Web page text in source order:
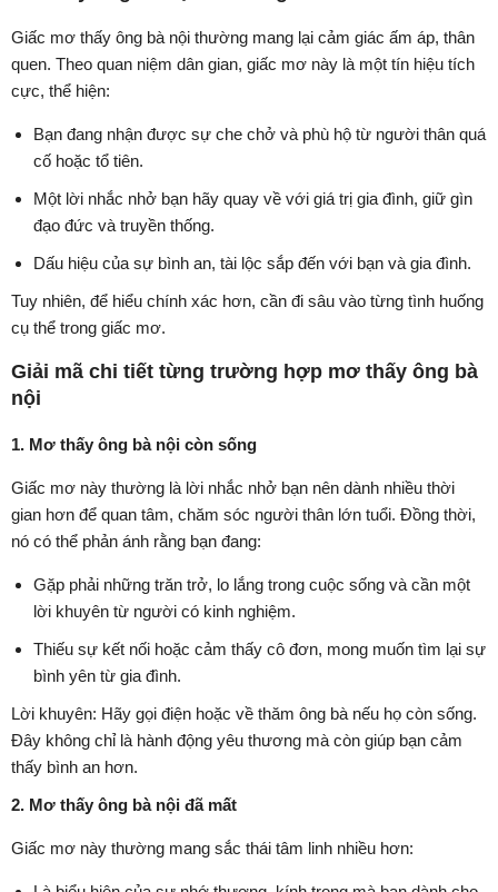
Giấc mơ thấy ông bà nội thường mang lại cảm giác ấm áp, thân
quen. Theo quan niệm dân gian, giấc mơ này là một tín hiệu tích
cực, thể hiện:
Bạn đang nhận được sự che chở và phù hộ từ người thân quá
cố hoặc tổ tiên.
Một lời nhắc nhở bạn hãy quay về với giá trị gia đình, giữ gìn
đạo đức và truyền thống.
Dấu hiệu của sự bình an, tài lộc sắp đến với bạn và gia đình.
Tuy nhiên, để hiểu chính xác hơn, cần đi sâu vào từng tình huống
cụ thể trong giấc mơ.
Giải mã chi tiết từng trường hợp mơ thấy ông bà
nội
1. Mơ thấy ông bà nội còn sống
Giấc mơ này thường là lời nhắc nhở bạn nên dành nhiều thời
gian hơn để quan tâm, chăm sóc người thân lớn tuổi. Đồng thời,
nó có thể phản ánh rằng bạn đang:
Gặp phải những trăn trở, lo lắng trong cuộc sống và cần một
lời khuyên từ người có kinh nghiệm.
Thiếu sự kết nối hoặc cảm thấy cô đơn, mong muốn tìm lại sự
bình yên từ gia đình.
Lời khuyên: Hãy gọi điện hoặc về thăm ông bà nếu họ còn sống.
Đây không chỉ là hành động yêu thương mà còn giúp bạn cảm
thấy bình an hơn.
2. Mơ thấy ông bà nội đã mất
Giấc mơ này thường mang sắc thái tâm linh nhiều hơn: